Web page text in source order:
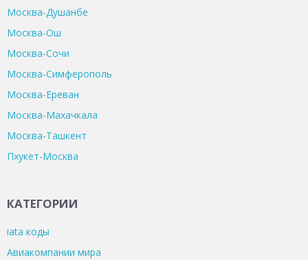
Москва-Душанбе
Москва-Ош
Москва-Сочи
Москва-Симферополь
Москва-Ереван
Москва-Махачкала
Москва-Ташкент
Пхукет-Москва
КАТЕГОРИИ
iata коды
Авиакомпании мира